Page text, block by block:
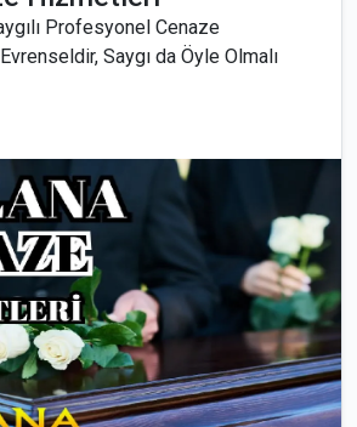
Profesyonel Cenaze
Saygı da Öyle Olmalı